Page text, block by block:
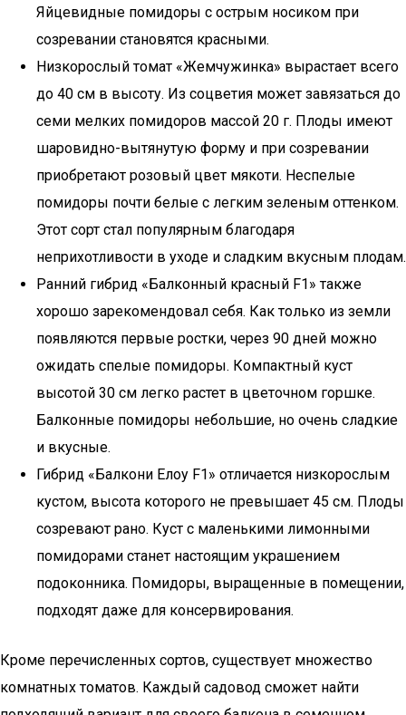
Яйцевидные помидоры с острым носиком при
созревании становятся красными.
Низкорослый томат «Жемчужинка» вырастает всего
до 40 см в высоту. Из соцветия может завязаться до
семи мелких помидоров массой 20 г. Плоды имеют
шаровидно-вытянутую форму и при созревании
приобретают розовый цвет мякоти. Неспелые
помидоры почти белые с легким зеленым оттенком.
Этот сорт стал популярным благодаря
неприхотливости в уходе и сладким вкусным плодам.
Ранний гибрид «Балконный красный F1» также
хорошо зарекомендовал себя. Как только из земли
появляются первые ростки, через 90 дней можно
ожидать спелые помидоры. Компактный куст
высотой 30 см легко растет в цветочном горшке.
Балконные помидоры небольшие, но очень сладкие
и вкусные.
Гибрид «Балкони Елоу F1» отличается низкорослым
кустом, высота которого не превышает 45 см. Плоды
созревают рано. Куст с маленькими лимонными
помидорами станет настоящим украшением
подоконника. Помидоры, выращенные в помещении,
подходят даже для консервирования.
Кроме перечисленных сортов, существует множество
комнатных томатов. Каждый садовод сможет найти